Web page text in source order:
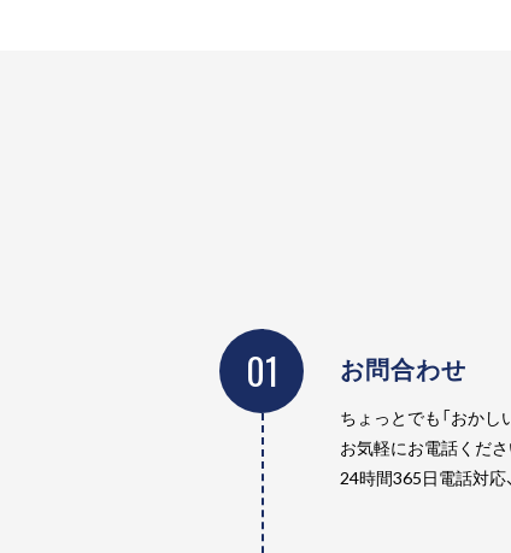
01 お問合わせ
ちょっとでも「おかし
お気軽にお電話くださ
24時間365日電話対応